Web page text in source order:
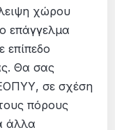
χώρου
επάγγελμα
επίπεδο
Θα σας
σε σχέση
πόρους
άλλα